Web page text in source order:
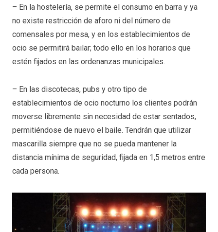
– En la hostelería, se permite el consumo en barra y ya
no existe restricción de aforo ni del número de
comensales por mesa, y en los establecimientos de
ocio se permitirá bailar; todo ello en los horarios que
estén fijados en las ordenanzas municipales.
– En las discotecas, pubs y otro tipo de
establecimientos de ocio nocturno los clientes podrán
moverse libremente sin necesidad de estar sentados,
permitiéndose de nuevo el baile. Tendrán que utilizar
mascarilla siempre que no se pueda mantener la
distancia mínima de seguridad, fijada en 1,5 metros entre
cada persona.